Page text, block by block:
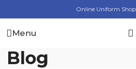
Online Uniform Shop
Menu
Blog